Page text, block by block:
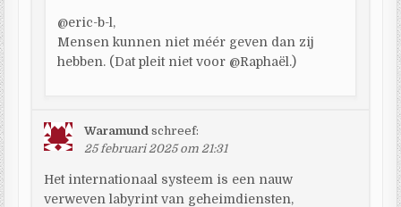
@eric-b-l,
Mensen kunnen niet méér geven dan zij
hebben. (Dat pleit niet voor @Raphaël.)
Waramund schreef:
25 februari 2025 om 21:31
Het internationaal systeem is een nauw
verweven labyrint van geheimdiensten,